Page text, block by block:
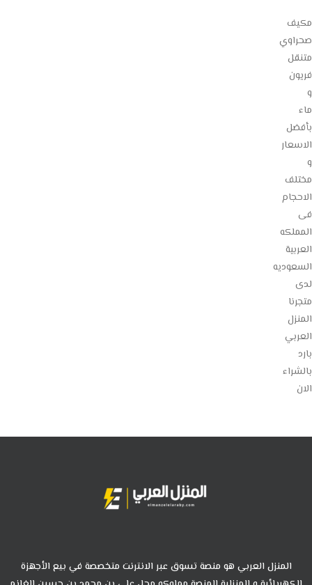
مكيف
صحراوي
متنقل
فريون
و
ماء
بأفضل
الاسعار
و
مختلف
الاحجام
فى
المملكه
العربية
السعوديه
لدى
متجرنا
المنزل
العربي
بارد
بالشراء
الان
المنزل العربي هو منصة تسوق عبر الانترنت متخصصة في بيع الأجهزة